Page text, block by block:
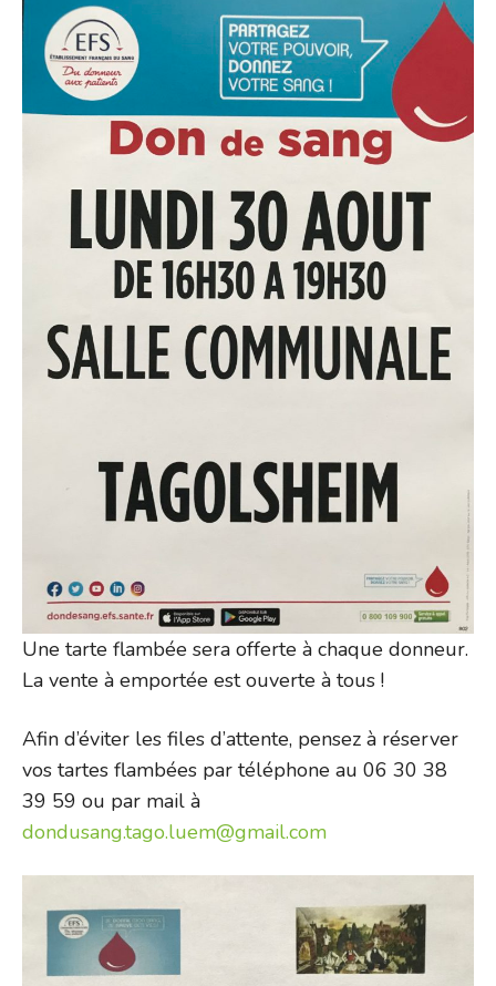
Une tarte flambée sera offerte à chaque donneur.
La vente à emportée est ouverte à tous !
Afin d’éviter les files d’attente, pensez à réserver
vos tartes flambées par téléphone au 06 30 38
39 59 ou par mail à
dondusang.tago.luem@gmail.com